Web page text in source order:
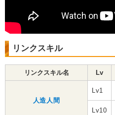
リンクスキル
リンクスキル名 Lv
人造人間
Lv1
Lv10